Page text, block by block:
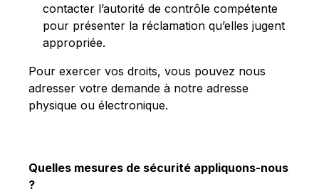
contacter l’autorité de contrôle compétente
pour présenter la réclamation qu’elles jugent
appropriée.
Pour exercer vos droits, vous pouvez nous
adresser votre demande à notre adresse
physique ou électronique.
Quelles mesures de sécurité appliquons-nous
?